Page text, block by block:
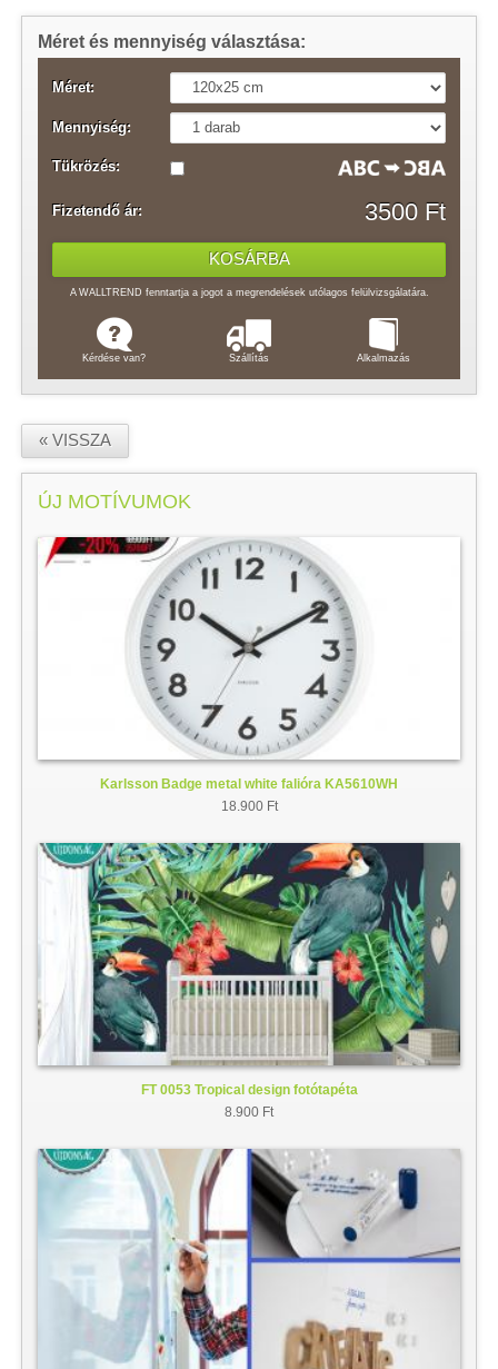
Méret és mennyiség választása:
Méret:
Mennyiség:
Tükrözés:
Fizetendő ár: 3500 Ft
A WALLTREND fenntartja a jogot a megrendelések utólagos felülvizsgálatára.
Kérdése van? Szállítás Alkalmazás
« VISSZA
ÚJ MOTÍVUMOK
Karlsson Badge metal white falióra KA5610WH
18.900 Ft
FT 0053 Tropical design fotótapéta
8.900 Ft